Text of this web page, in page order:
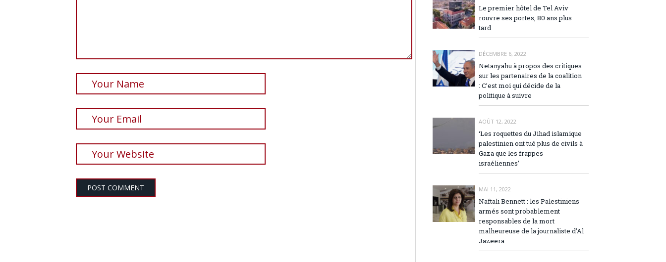
Le premier hôtel de Tel Aviv
rouvre ses portes, 80 ans plus
tard
DÉCEMBRE 6, 2022
Netanyahu à propos des critiques
sur les partenaires de la coalition
: C’est moi qui décide de la
politique à suivre
AOÛT 12, 2022
‘Les roquettes du Jihad islamique
palestinien ont tué plus de civils à
Gaza que les frappes
israéliennes’
MAI 11, 2022
Naftali Bennett : les Palestiniens
armés sont probablement
responsables de la mort
malheureuse de la journaliste d’Al
Jazeera